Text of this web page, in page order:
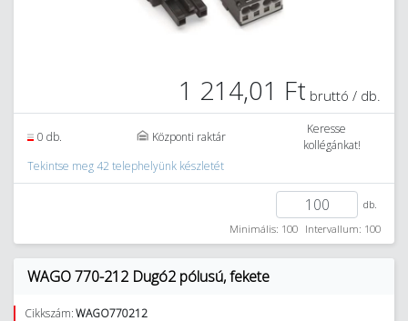
1 214,01 Ft bruttó / db.
0 db. Központi raktár
Keresse
kollégánkat!
Tekintse meg 42 telephelyünk készletét
db.
Minimális: 100 Intervallum: 100
WAGO 770-212 Dugó2 pólusú, fekete
Cikkszám:WAGO770212